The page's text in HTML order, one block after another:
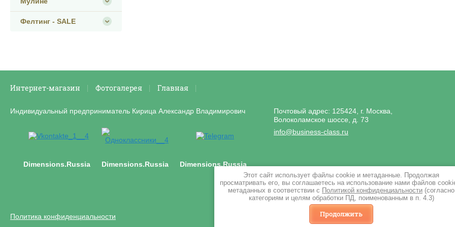
Фелтинг - SALE
Интернет-магазин Фотогалерея Главная
Индивидуальный предприниматель Кирица Александр Владимирович
Dimensions.Russia Dimensions.Russia Dimensions.Russia
Политика конфиденциальности
Почтовый адрес: 125424, г. Москва,
Волоколамское шоссе, д. 73
info@business-class.ru
Этот сайт использует файлы cookie и метаданные. Продолжая
просматривать его, вы соглашаетесь на использование нами файлов
метаданных в соответствии с Политикой конфиденциальности (согласно
категориям и целям обработки ПД, поименованным в п. 4.3)
Продолжить